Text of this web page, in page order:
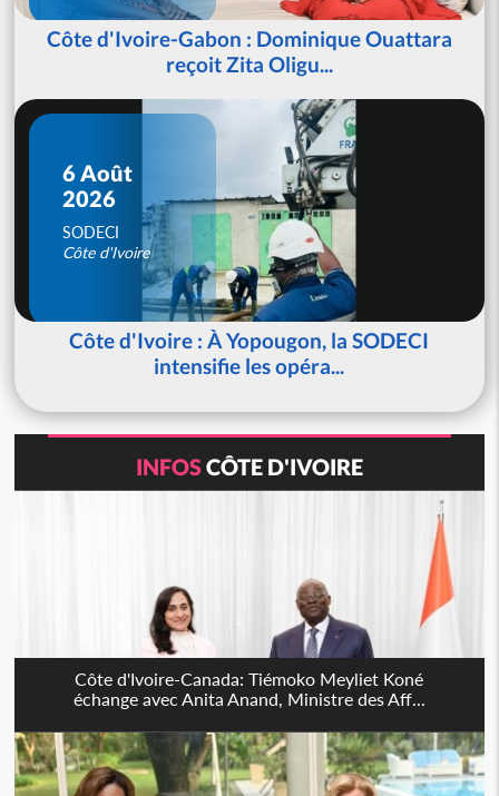
Côte d'Ivoire-Gabon : Dominique Ouattara
reçoit Zita Oligu...
6 Août
2026
SODECI
Côte d'Ivoire
Côte d'Ivoire : À Yopougon, la SODECI
intensifie les opéra...
INFOSCÔTE D'IVOIRE
Côte d'Ivoire-Canada: Tiémoko Meyliet Koné
échange avec Anita Anand, Ministre des Aff...